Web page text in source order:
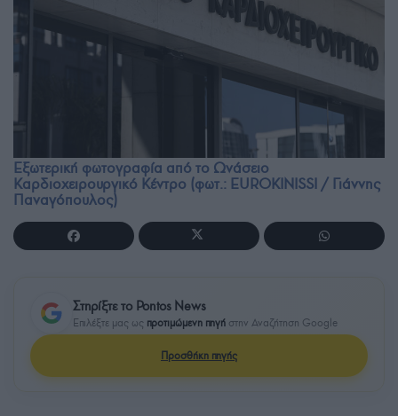
Εξωτερική φωτογραφία από το Ωνάσειο
Καρδιοχειρουργικό Κέντρο (φωτ.: EUROKINISSI / Γιάννης
Παναγόπουλος)
Στηρίξτε το Pontos News
Επιλέξτε μας ως προτιμώμενη πηγή στην Αναζήτηση Google
Προσθήκη πηγής